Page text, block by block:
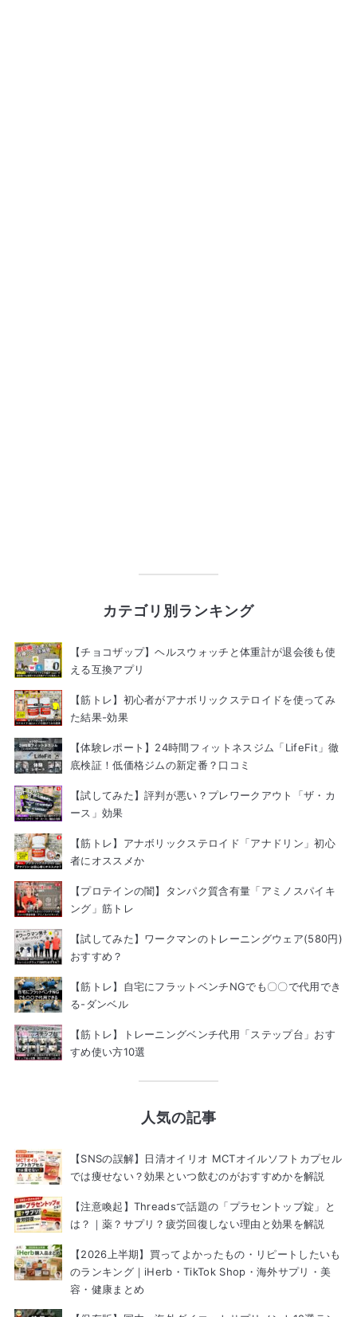
カテゴリ別ランキング
【チョコザップ】ヘルスウォッチと体重計が退会後も使
える互換アプリ
【筋トレ】初心者がアナボリックステロイドを使ってみ
た結果-効果
【体験レポート】24時間フィットネスジム「LifeFit」徹
底検証！低価格ジムの新定番？口コミ
【試してみた】評判が悪い？プレワークアウト「ザ・カ
ース」効果
【筋トレ】アナボリックステロイド「アナドリン」初心
者にオススメか
【プロテインの闇】タンパク質含有量「アミノスパイキ
ング」筋トレ
【試してみた】ワークマンのトレーニングウェア(580円)
おすすめ？
【筋トレ】自宅にフラットベンチNGでも〇〇で代用でき
る-ダンベル
【筋トレ】トレーニングベンチ代用「ステップ台」おす
すめ使い方10選
人気の記事
【SNSの誤解】日清オイリオ MCTオイルソフトカプセル
では痩せない？効果といつ飲むのがおすすめかを解説
【注意喚起】Threadsで話題の「プラセントップ錠」と
は？｜薬？サプリ？疲労回復しない理由と効果を解説
【2026上半期】買ってよかったもの・リピートしたいも
のランキング｜iHerb・TikTok Shop・海外サプリ・美
容・健康まとめ